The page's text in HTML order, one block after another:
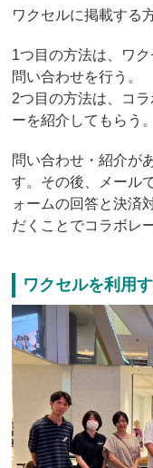
ワクセルに掲載する
1つ目の方法は、ワ
問い合わせを行う。
2つ目の方法は、コ
ーを紹介してもらう。
問い合わせ・紹介が
す。その後、メール
ォームの回答と決済
だくことでコラボレ
ワクセルを利用